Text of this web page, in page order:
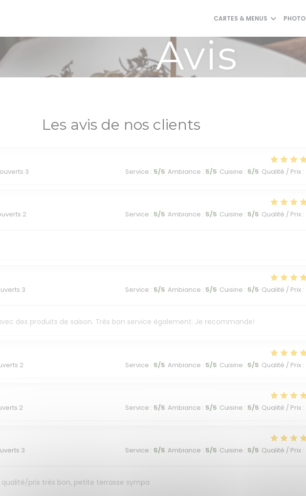
CARTES & MENUS
Avis
Les avis de nos clients
3 Service : 5/5 Ambiance : 5/5 Cuisine : 5/5 Qualité / Prix:
2 Service : 5/5 Ambiance : 5/5 Cuisine : 5/5 Qualité / Prix:
3 Service : 5/5 Ambiance : 5/5 Cuisine : 5/5 Qualité / Prix:
des produits de saison. Très bon service également. Je recommande!
2 Service : 5/5 Ambiance : 5/5 Cuisine : 5/5 Qualité / Prix:
2 Service : 5/5 Ambiance : 5/5 Cuisine : 5/5 Qualité / Prix:
3 Service : 5/5 Ambiance : 5/5 Cuisine : 5/5 Qualité / Prix:
prix très bon, petite terrasse sympa